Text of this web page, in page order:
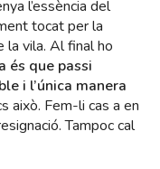
l’essència del
tocat per la
la vila. Al final ho
és que passi
i l’única manera
això. Fem-li cas a en
Tampoc cal